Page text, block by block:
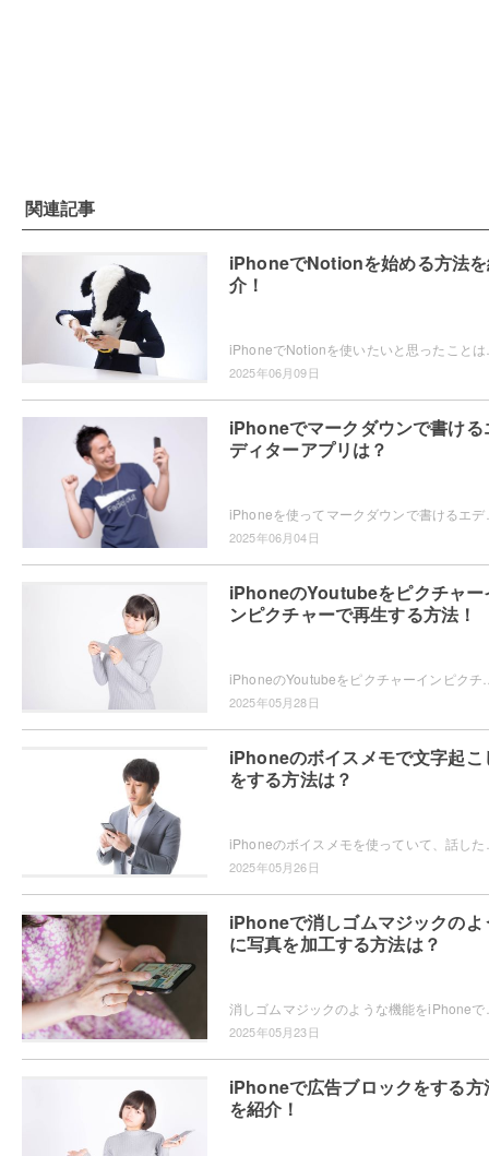
関連記事
iPhoneでNotionを始める方法
介！
2025年06月09日
iPhoneでマークダウンで書ける
ディターアプリは？
2025年06月04日
iPhoneのYoutubeをピクチャー
ンピクチャーで再生する方法！
2025年05月28日
iPhoneのボイスメモで文字起こ
をする方法は？
2025年05月26日
iPhoneで消しゴムマジックのよ
に写真を加工する方法は？
2025年05月23日
iPhoneで広告ブロックをする方
を紹介！